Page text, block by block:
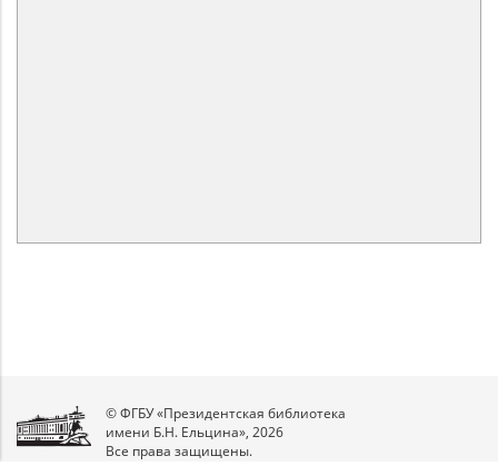
© ФГБУ «Президентская библиотека
имени Б.Н. Ельцина», 2026
Все права защищены.